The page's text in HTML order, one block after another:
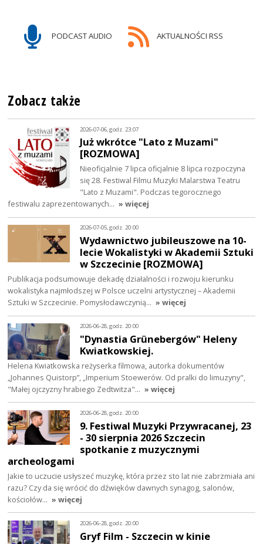
PODCAST AUDIO AKTUALNOŚCI RSS
Zobacz także
2026-07-06, godz. 23:07
Już wkrótce "Lato z Muzami"
[ROZMOWA]
Nieoficjalnie 7 lipca oficjalnie 8 lipca rozpoczyna
się 28. Festiwal Filmu Muzyki Malarstwa Teatru
"Lato z Muzami". Podczas tegorocznego
festiwalu zaprezentowanych… » więcej
2026-07-05, godz. 20:00
Wydawnictwo jubileuszowe na 10-
lecie Wokalistyki w Akademii Sztuki
w Szczecinie [ROZMOWA]
Publikacja podsumowuje dekadę działalności i rozwoju kierunku
wokalistyka najmłodszej w Polsce uczelni artystycznej – Akademii
Sztuki w Szczecinie. Pomysłodawczynią… » więcej
2026-06-28, godz. 20:00
"Dynastia Grünebergów" Heleny
Kwiatkowskiej.
Helena Kwiatkowska reżyserka filmowa, autorka dokumentów
„Johannes Quistorp”, „Imperium Stoewerów. Od pralki do limuzyny",
"Małej ojczyzny hrabiego Zedtwitza"… » więcej
2026-06-28, godz. 20:00
9. Festiwal Muzyki Przywracanej, 23
- 30 sierpnia 2026 Szczecin
spotkanie z muzycznymi
archeologami
Jakie to uczucie usłyszeć muzykę, która przez sto lat nie zabrzmiała ani
razu? Czy da się wrócić do dźwięków dawnych synagog, salonów,
kościołów… » więcej
2026-06-28, godz. 20:00
Gryf Film - Szczecin w kinie